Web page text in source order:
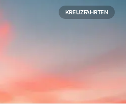
KREUZFAHRTEN